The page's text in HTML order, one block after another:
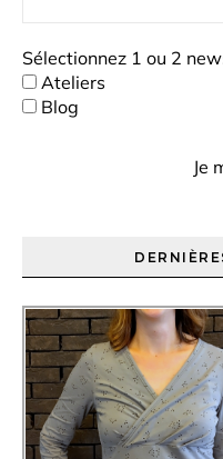
Sélectionnez 1 ou 2
Ateliers
Blog